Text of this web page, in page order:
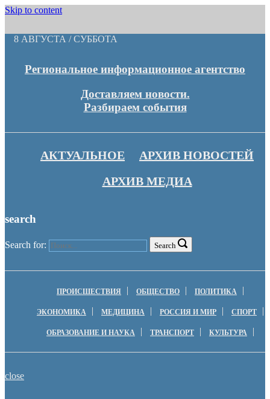
Skip to content
8 АВГУСТА / СУББОТА
Региональное информационное агентство
Доставляем новости.
Разбираем события
АКТУАЛЬНОЕ
АРХИВ НОВОСТЕЙ
АРХИВ МЕДИА
search
Search for: Search
ПРОИСШЕСТВИЯ ОБЩЕСТВО ПОЛИТИКА
ЭКОНОМИКА МЕДИЦИНА РОССИЯ И МИР СПОРТ
ОБРАЗОВАНИЕ И НАУКА ТРАНСПОРТ КУЛЬТУРА
close